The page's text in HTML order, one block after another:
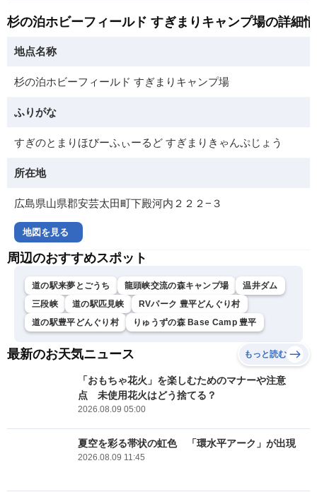
杉の泊ホビーフィールド すぎまりキャンプ場の詳細
地点名称
杉の泊ホビーフィールド すぎまりキャンプ場
ふりがな
すぎのとまりほびーふぃーるど すぎまりきゃんぷじょう
所在地
広島県山県郡安芸太田町下殿河内２２２−３
地図を見る
周辺のおすすめスポット
道の駅来夢とごうち 龍頭峡交流の森キャンプ場
温井ダム
三段峡
道の駅匹見峡
RVパーク 豊平どんぐり村
道の駅豊平どんぐり村
りゅうずの森 Base Camp 豊平
最新のお天気ニュース もっと読む
「おもちゃ花火」を楽しむためのマナーや注意
点 未使用花火はどう捨てる？
2026.08.09 05:00
夏空を彩る帯状の虹色 「環水平アーク」が出現
2026.08.09 11:45